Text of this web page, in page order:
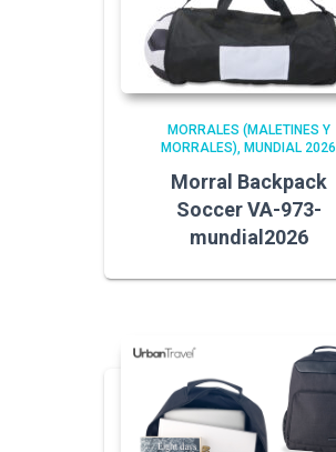
MORRALES (MALETINES Y
MORRALES) MUNDIAL 2026
Morral Backpack
Soccer VA-973-
mundial2026